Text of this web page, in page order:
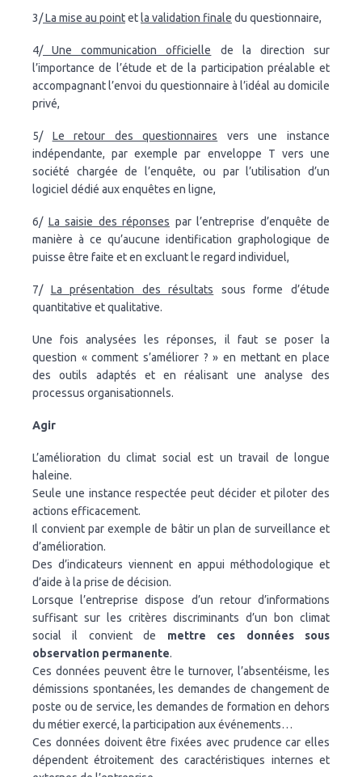
3/La mise au pointet la validation finale du questionnaire,
4/Une communication officielle de la direction sur
l’importance de l’étude et de la participation préalable et
accompagnant l’envoi du questionnaire à l’idéal au domicile
privé,
5/ Le retour des questionnaires vers une instance
indépendante, par exemple par enveloppe T vers une
société chargée de l’enquête, ou par l’utilisation d’un
logiciel dédié aux enquêtes en ligne,
6/ La saisie des réponses par l’entreprise d’enquête de
manière à ce qu’aucune identification graphologique de
puisse être faite et en excluant le regard individuel,
7/ La présentation des résultats sous forme d’étude
quantitative et qualitative.
Une fois analysées les réponses, il faut se poser la
question « comment s’améliorer ? » en mettant en place
des outils adaptés et en réalisant une analyse des
processus organisationnels.
Agir
L’amélioration du climat social est un travail de longue
haleine.
Seule une instance respectée peut décider et piloter des
actions efficacement.
Il convient par exemple de bâtir un plan de surveillance et
d’amélioration.
Des d’indicateurs viennent en appui méthodologique et
d’aide à la prise de décision.
Lorsque l’entreprise dispose d’un retour d’informations
suffisant sur les critères discriminants d’un bon climat
social il convient de mettre ces données sous
observation permanente.
Ces données peuvent être le turnover, l’absentéisme, les
démissions spontanées, les demandes de changement de
poste ou de service, les demandes de formation en dehors
du métier exercé, la participation aux événements…
Ces données doivent être fixées avec prudence car elles
dépendent étroitement des caractéristiques internes et